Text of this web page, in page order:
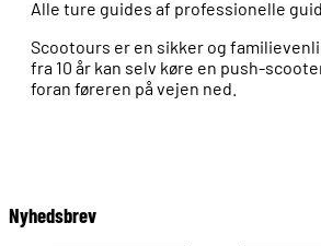
Alle ture guides af professionelle
Scootours er en sikker og
fra 10 år kan selv køre en push-
foran føreren på vejen ned.
Nyhedsbrev